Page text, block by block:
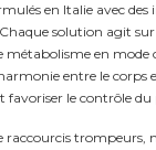
en Italie avec
solution agit
en mode
entre le corps
favoriser le contrôle du
raccourcis trompeurs,